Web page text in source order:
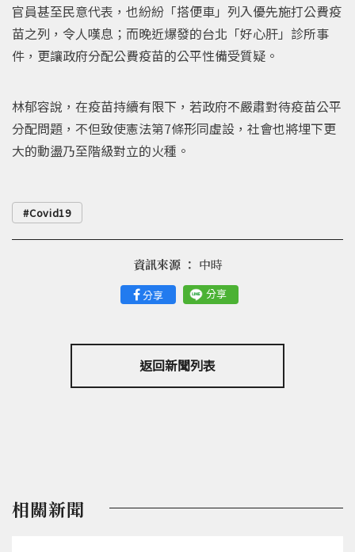
官員甚至民意代表，也紛紛「搭便車」列入優先施打公費疫
苗之列，令人嘆息；而晚近爆發的台北「好心肝」診所事
件，更讓政府分配公費疫苗的公平性備受質疑。
林郁容說，在疫苗持續有限下，若政府不嚴肅對待疫苗公平
分配問題，不但致使憲法第7條形同虛設，社會也將埋下更
大的動盪乃至階級對立的火種。
Covid19
分享 分享
資訊來源 ： 中時
返回新聞列表
相關新聞